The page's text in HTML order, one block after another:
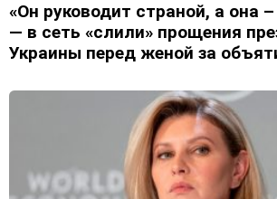
«Он руководит страной, а она
— в сеть «слили» прощения
Украины перед женой за